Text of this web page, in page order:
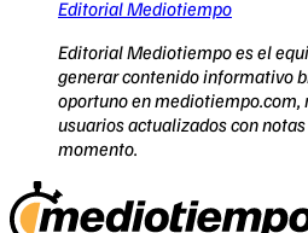
Editorial Mediotiempo
Editorial Mediotiempo es el
generar contenido informativo
oportuno en mediotiempo.com,
usuarios actualizados con
momento.